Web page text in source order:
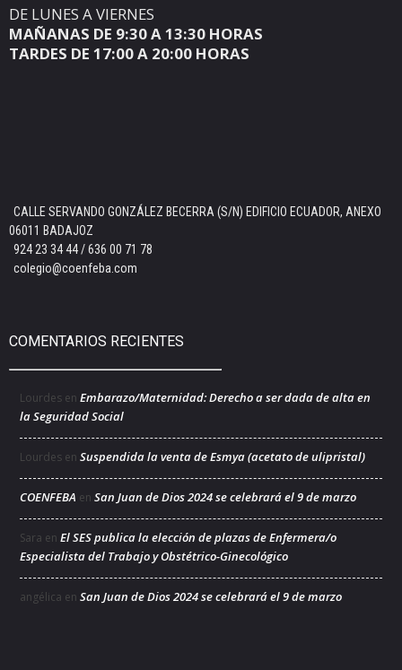
DE LUNES A VIERNES
MAÑANAS DE 9:30 A 13:30 HORAS
TARDES DE 17:00 A 20:00 HORAS
CALLE SERVANDO GONZÁLEZ BECERRA (S/N) EDIFICIO ECUADOR, ANEXO
06011 BADAJOZ
924 23 34 44 / 636 00 71 78
colegio@coenfeba.com
COMENTARIOS RECIENTES
Lourdes en Embarazo/Maternidad: Derecho a ser dada de alta en
la Seguridad Social
Lourdes en Suspendida la venta de Esmya (acetato de ulipristal)
COENFEBA en San Juan de Dios 2024 se celebrará el 9 de marzo
Sara en El SES publica la elección de plazas de Enfermera/o
Especialista del Trabajo y Obstétrico-Ginecológico
angélica en San Juan de Dios 2024 se celebrará el 9 de marzo